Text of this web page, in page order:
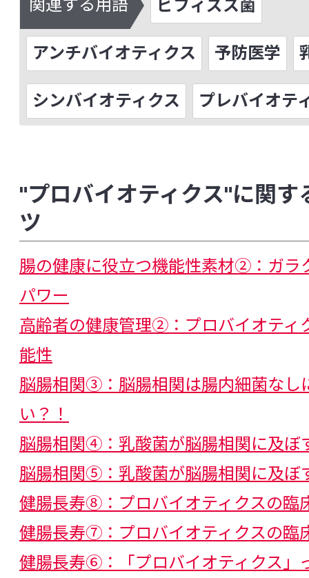
[な行]
内分泌かく乱化学物質
難消化性
乳がん
乳酸菌
乳酸菌発酵エキス
ノロウイルス
パイエル板
敗血症
培養法
パイロシークエンス（パイロシークエンシ
微生物の垂直伝播
ヒトミルクオリゴ糖
ビフィズス菌
肥満
フェノール類
フコイダン
フコシ
プラセボ
プレバイオティクス
プロテオーム
プロバイオティクス
分泌型IgA抗体
変異原性
便秘 放射能
ポスト
ホスファチジルセリン
関連する用語 ビフィズス菌
アンチバイオティクス 予防医学
シンバイオティクス プレバイオテ
"プロバイオティクス"に関す
ツ
腸の健康に役立つ機能性素材②：ガラ
パワー
高齢者の健康管理②：プロバイオティ
能性
脳腸相関③：脳腸相関は腸内細菌なし
い？！
脳腸相関④：乳酸菌が脳腸相関に及ぼ
脳腸相関⑤：乳酸菌が脳腸相関に及ぼ
健腸長寿⑧：プロバイオティクスの臨
健腸長寿⑦：プロバイオティクスの臨
健腸長寿⑥：「プロバイオティクス」